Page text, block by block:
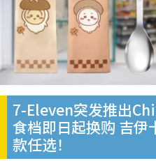
7-Eleven突发推出
食档即日起换购 吉
款任选！